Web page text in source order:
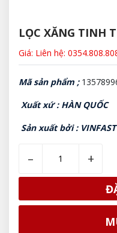
LỌC XĂNG TINH
Giá: Liên hệ:
Mã sản phẩm ;
Xuất xứ : HÀN QUỐC
Sản xuất bởi :
– +